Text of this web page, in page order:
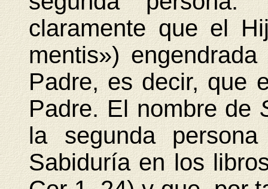
claramente que el
mentis»)
Padre, es decir, que
Padre. El nombre de
la segunda
Sabiduría en los